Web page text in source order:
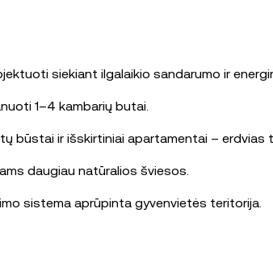
siekiant ilgalaikio sandarumo ir
1–4 kambarių butai.
būstai ir išskirtiniai apartamentai – erdvias
daugiau natūralios šviesos.
sistema aprūpinta gyvenvietės teritorija.